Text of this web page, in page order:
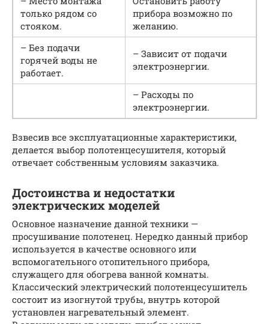
только рядом со
стояком.
прибора возможно по
желанию.
– Без подачи
горячей воды не
работает.
– Зависит от подачи
электроэнергии.
– Расходы по
электроэнергии.
Взвесив все эксплуатационные характеристики,
делается выбор полотенцесушителя, который
отвечает собственным условиям заказчика.
Достоинства и недостатки
электрических моделей
Основное назначение данной техники —
просушивание полотенец. Нередко данный прибор
используется в качестве основного или
вспомогательного отопительного прибора,
служащего для обогрева ванной комнаты.
Классический электрический полотенцесушитель
состоит из изогнутой трубы, внутрь которой
установлен нагревательный элемент.